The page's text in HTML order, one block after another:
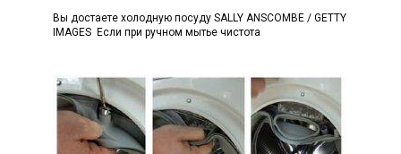
Вы достаете холодную посуду SALLY ANSCOMBE / GETTY
IMAGES Если при ручном мытье чистота